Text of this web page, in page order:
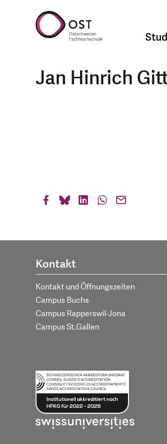
Jan Hinrich
Kontakt
Kontakt und Öffnungszeiten
Campus Buchs
Campus Rapperswil-Jona
Campus St.Gallen